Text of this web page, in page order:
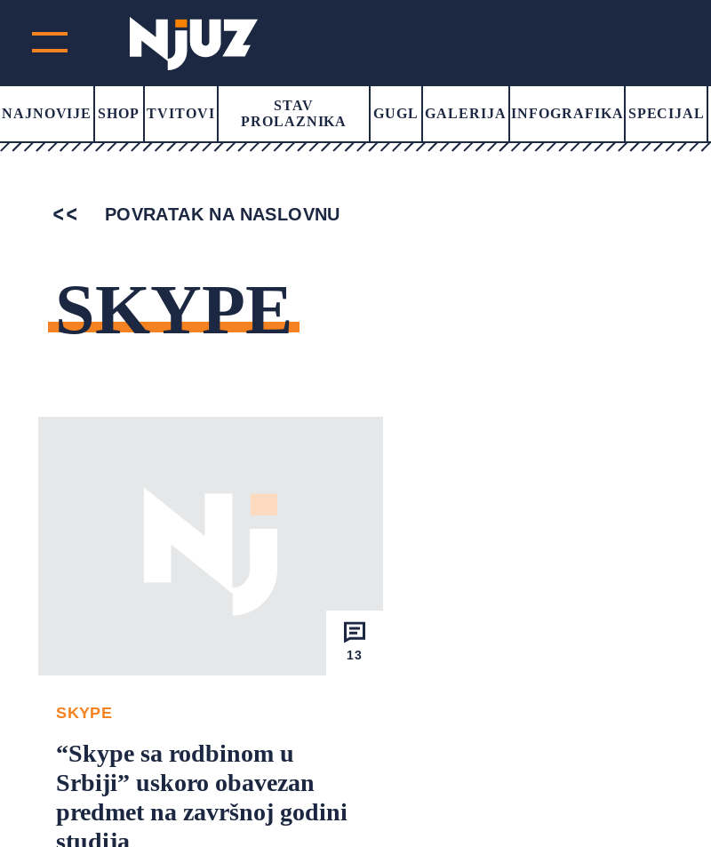
NAJNOVIJE SHOP TVITOVI
STAV
PROLAZNIKA
GUGL GALERIJA INFOGRAFIKA SPECIJAL
POVRATAK NA NASLOVNU
SKYPE
13
SKYPE
“Skype sa rodbinom u
Srbiji” uskoro obavezan
predmet na završnoj godini
studija